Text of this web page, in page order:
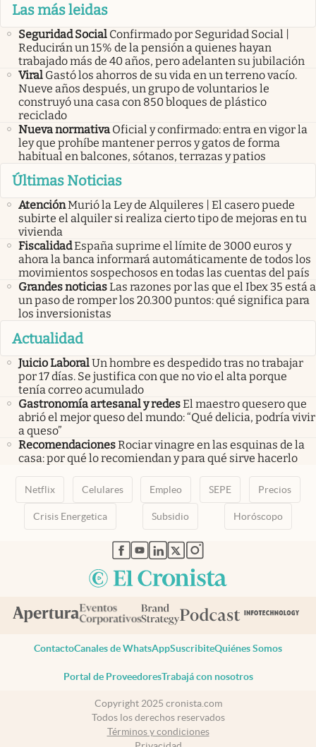
Las más leidas
Seguridad Social Confirmado por Seguridad Social |
Reducirán un 15% de la pensión a quienes hayan
trabajado más de 40 años, pero adelanten su jubilación
Viral Gastó los ahorros de su vida en un terreno vacío.
Nueve años después, un grupo de voluntarios le
construyó una casa con 850 bloques de plástico
reciclado
Nueva normativa Oficial y confirmado: entra en vigor la
ley que prohíbe mantener perros y gatos de forma
habitual en balcones, sótanos, terrazas y patios
Últimas Noticias
AtenciónMurió la Ley de Alquileres | El casero puede
subirte el alquiler si realiza cierto tipo de mejoras en tu
vivienda
FiscalidadEspaña suprime el límite de 3000 euros y
ahora la banca informará automáticamente de todos los
movimientos sospechosos en todas las cuentas del país
Grandes noticiasLas razones por las que el Ibex 35 está a
un paso de romper los 20.300 puntos: qué significa para
los inversionistas
Actualidad
Juicio LaboralUn hombre es despedido tras no trabajar
por 17 días. Se justifica con que no vio el alta porque
tenía correo acumulado
Gastronomía artesanal y redesEl maestro quesero que
abrió el mejor queso del mundo: “Qué delicia, podría vivir
a queso”
RecomendacionesRociar vinagre en las esquinas de la
casa: por qué lo recomiendan y para qué sirve hacerlo
Netflix Celulares Empleo SEPE Precios
Crisis Energetica Subsidio Horóscopo
abre en nueva pestaña
abre en nueva pestaña
abre en nueva pestaña
abre en nueva pestaña
abre en nueva pestaña
ContactoCanales de WhatsAppSuscribiteQuiénes Somos
Portal de ProveedoresTrabajá con nosotros
Copyright 2025 cronista.com
Todos los derechos reservados
Términos y condiciones